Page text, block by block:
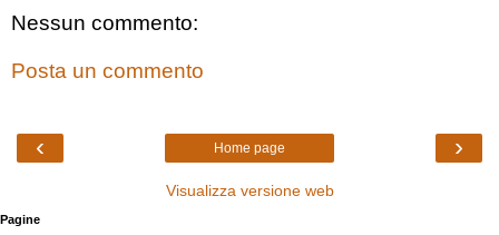
Nessun commento:
Posta un commento
‹ ›
Home page
Visualizza versione web
Pagine